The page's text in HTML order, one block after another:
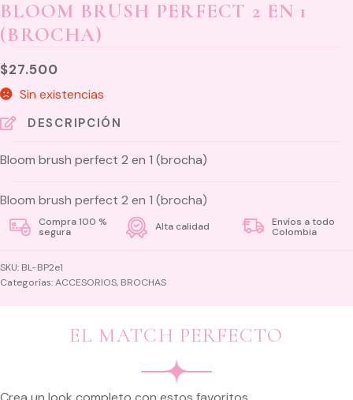
BLOOM BRUSH PERFECT 2 EN 1
(BROCHA)
$27.500
Sin existencias
DESCRIPCIÓN
Bloom brush perfect 2 en 1 (brocha)
Bloom brush perfect 2 en 1 (brocha)
Compra 100 %
segura
Alta calidad
Envíos a todo
Colombia
SKU: BL-BP2e1
Categorías:ACCESORIOS, BROCHAS
EL MATCH PERFECTO